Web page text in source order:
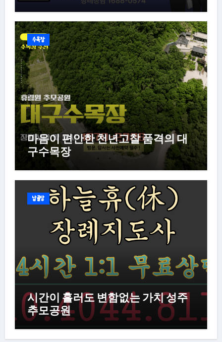
수목장
마음이 편안한 천년고찰 품격의 대
구수목장
납골당
시간이 흘러도 변함없는 가치 성주
추모공원